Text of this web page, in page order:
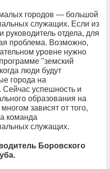
городов — большой
служащих. Если из
руководитель отдела, для
проблема. Возможно,
уровне нужно
"земский
люди будут
города на
успешность и
образования на
зависят от того,
команда
служащих.
Боровского